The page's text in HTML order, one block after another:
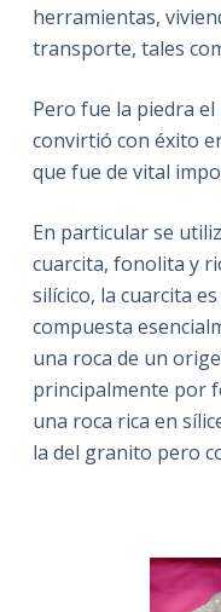
herramientas,
transporte, tales
Pero fue la piedra
convirtió con éxito
que fue de vital
En particular se
cuarcita, fonolita y
silícico, la cuarcita
compuesta
una roca de un
principalmente por
una roca rica en
la del granito pero